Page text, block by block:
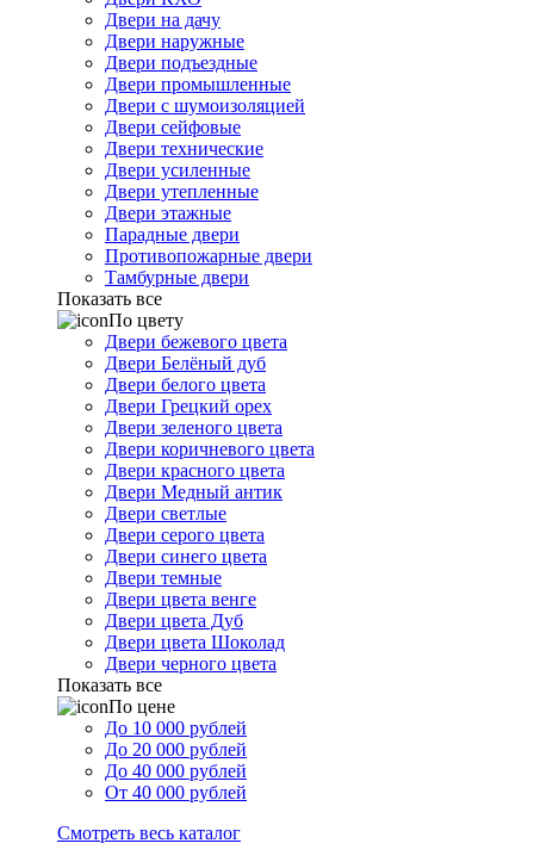
Двери на дачу
Двери наружные
Двери подъездные
Двери промышленные
Двери с шумоизоляцией
Двери сейфовые
Двери технические
Двери усиленные
Двери утепленные
Двери этажные
Парадные двери
Противопожарные двери
Тамбурные двери
Показать все
По цвету
Двери бежевого цвета
Двери Белёный дуб
Двери белого цвета
Двери Грецкий орех
Двери зеленого цвета
Двери коричневого цвета
Двери красного цвета
Двери Медный антик
Двери светлые
Двери серого цвета
Двери синего цвета
Двери темные
Двери цвета венге
Двери цвета Дуб
Двери цвета Шоколад
Двери черного цвета
Показать все
По цене
До 10 000 рублей
До 20 000 рублей
До 40 000 рублей
От 40 000 рублей
Смотреть весь каталог